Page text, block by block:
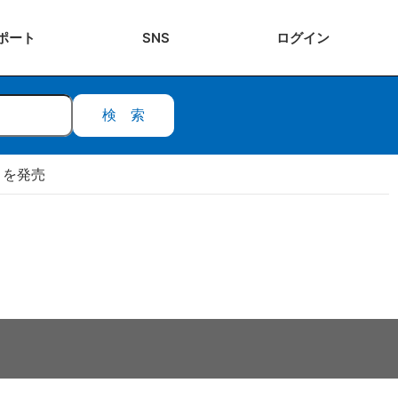
ート SNS ログイン
検索
発売